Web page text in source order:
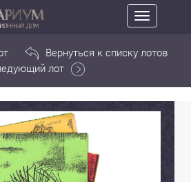
Toggle
navigation
Вернуться к списку лотов
лот